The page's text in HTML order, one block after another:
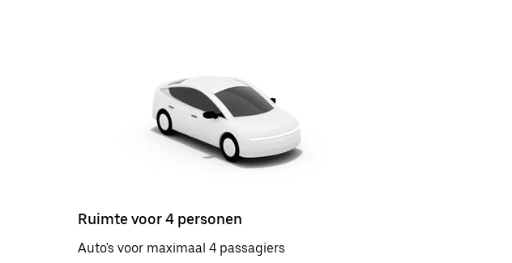
Ruimte voor 4 personen
Auto's voor maximaal 4 passagiers